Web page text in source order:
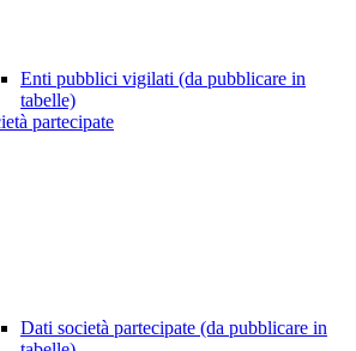
Enti pubblici vigilati (da pubblicare in
tabelle)
partecipate
Dati società partecipate (da pubblicare in